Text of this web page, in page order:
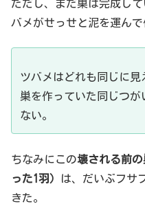
ただし、まだ巣は完成し
バメがせっせと泥を運んで
ツバメはどれも同じに
巣を作っていた同じつ
ない。
ちなみにこの壊される前
った1羽）
は、だいぶフサ
きた。